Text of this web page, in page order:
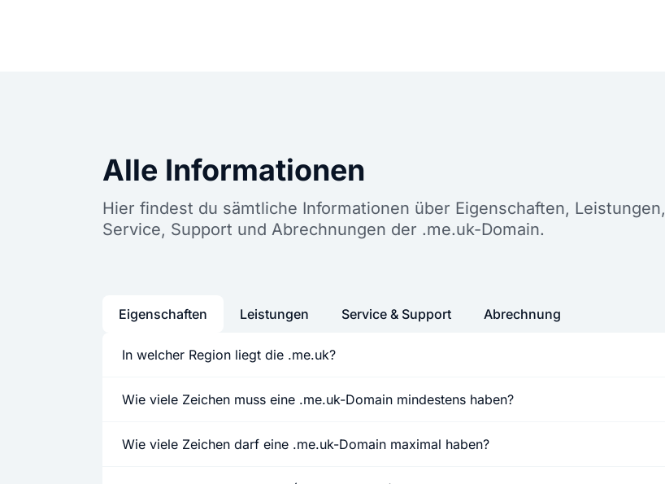
Alle Informationen
Hier findest du sämtliche Informationen über Eigenschaften, Leistungen,
Service, Support und Abrechnungen der .me.uk-Domain.
Eigenschaften
In welcher Region liegt die .me.uk?
Wie viele Zeichen muss eine .me.uk-Domain mindestens haben?
Wie viele Zeichen darf eine .me.uk-Domain maximal haben?
Leistungen Service & Support Abrechnung